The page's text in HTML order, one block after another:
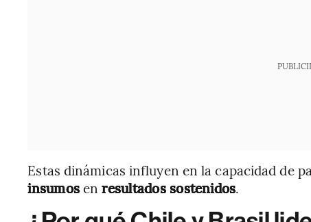
Estas dinámicas influyen en la capacidad de
insumosenresultados sostenidos.